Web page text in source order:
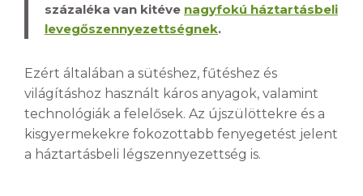
százaléka van kitéve nagyfokú háztartásbeli
levegőszennyezettségnek.
Ezért általában a sütéshez, fűtéshez és
világításhoz használt káros anyagok, valamint
technológiák a felelősek. Az újszülöttekre és a
kisgyermekekre fokozottabb fenyegetést jelent
a háztartásbeli légszennyezettség is.